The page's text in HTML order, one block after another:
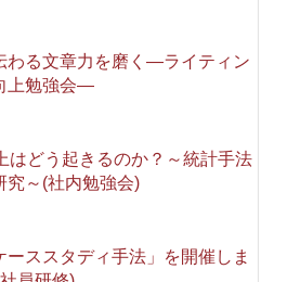
わる文章力を磨く―ライティン
上勉強会―
はどう起きるのか？～統計手法
究～(社内勉強会)
ーススタディ手法」を開催しま